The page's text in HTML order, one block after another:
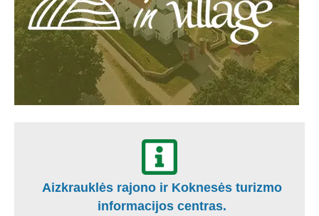
Aizkrauklės rajono ir Koknesės turizmo
informacijos centras.